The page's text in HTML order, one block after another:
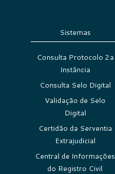
Sistemas
Consulta Protocolo 2a
Instância
Consulta Selo Digital
Validação de Selo
Digital
Certidão da Serventia
Extrajudicial
Central de Informações
do Registro Civil